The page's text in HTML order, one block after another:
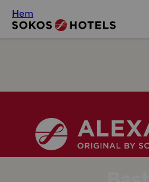
Hem